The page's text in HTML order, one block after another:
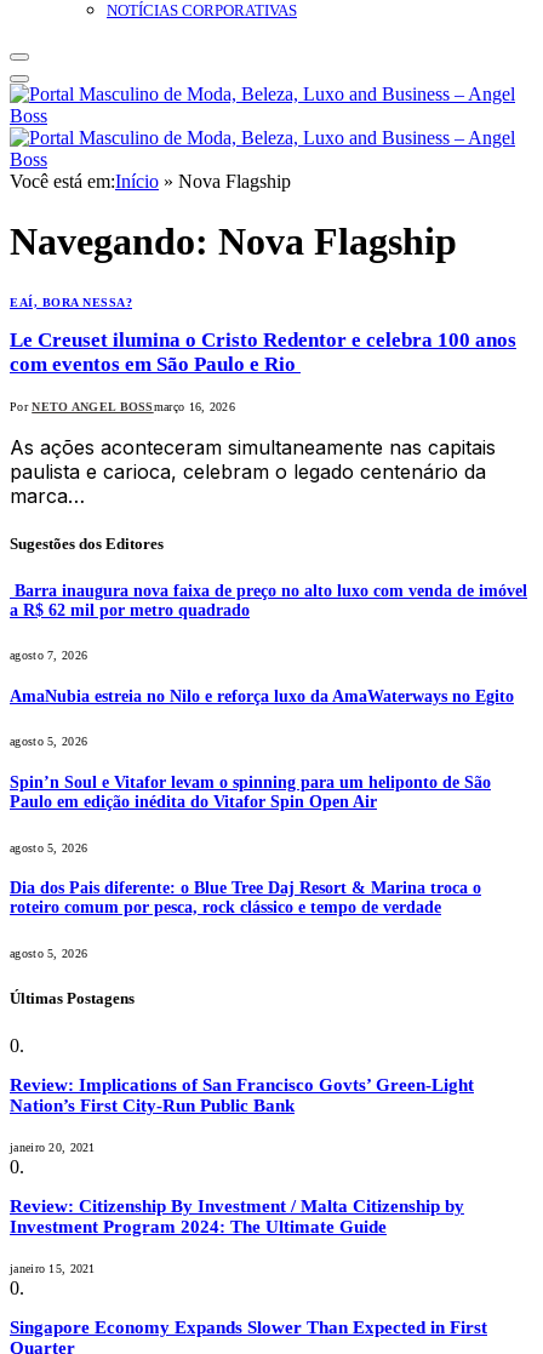
NOTÍCIAS CORPORATIVAS
Você está em:Início » Nova Flagship
Navegando: Nova Flagship
EAÍ, BORA NESSA?
Le Creuset ilumina o Cristo Redentor e celebra 100 anos
com eventos em São Paulo e Rio
Por NETO ANGEL BOSSmarço 16, 2026
As ações aconteceram simultaneamente nas capitais
paulista e carioca, celebram o legado centenário da
marca…
Sugestões dos Editores
Barra inaugura nova faixa de preço no alto luxo com venda de imóvel
a R$ 62 mil por metro quadrado
agosto 7, 2026
AmaNubia estreia no Nilo e reforça luxo da AmaWaterways no Egito
agosto 5, 2026
Spin’n Soul e Vitafor levam o spinning para um heliponto de São
Paulo em edição inédita do Vitafor Spin Open Air
agosto 5, 2026
Dia dos Pais diferente: o Blue Tree Daj Resort & Marina troca o
roteiro comum por pesca, rock clássico e tempo de verdade
agosto 5, 2026
Últimas Postagens
Review: Implications of San Francisco Govts’ Green-Light
Nation’s First City-Run Public Bank
janeiro 20, 2021
Review: Citizenship By Investment / Malta Citizenship by
Investment Program 2024: The Ultimate Guide
janeiro 15, 2021
Singapore Economy Expands Slower Than Expected in First
Quarter